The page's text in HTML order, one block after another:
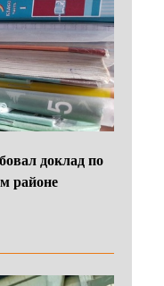
доклад по
районе